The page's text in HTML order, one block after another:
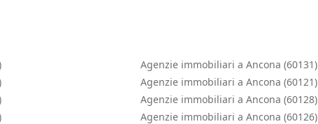
Agenzie immobiliari a Ancona (60131)
Agenzie immobiliari a Ancona (60121)
Agenzie immobiliari a Ancona (60128)
Agenzie immobiliari a Ancona (60126)